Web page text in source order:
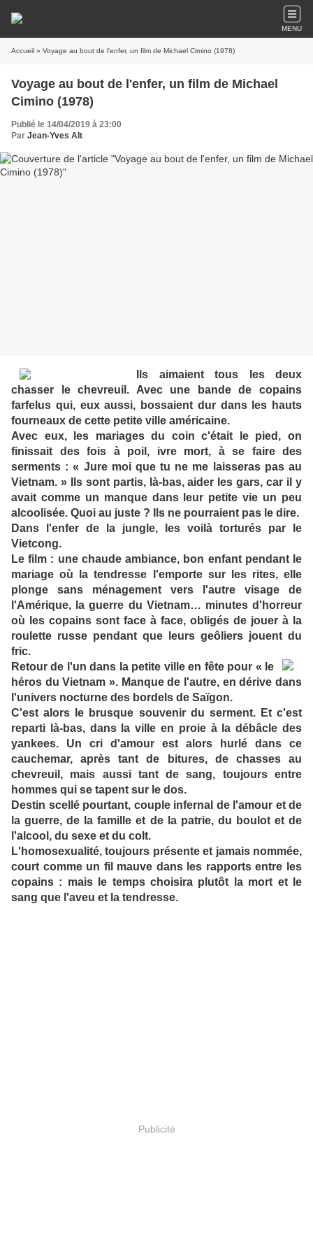
MENU
Accueil » Voyage au bout de l'enfer, un film de Michael Cimino (1978)
Voyage au bout de l'enfer, un film de Michael
Cimino (1978)
Publié le 14/04/2019 à 23:00
Par Jean-Yves Alt
Ils aimaient tous les deux
chasser le chevreuil. Avec une bande de copains
farfelus qui, eux aussi, bossaient dur dans les hauts
fourneaux de cette petite ville américaine.
Avec eux, les mariages du coin c'était le pied, on
finissait des fois à poil, ivre mort, à se faire des
serments : « Jure moi que tu ne me laisseras pas au
Vietnam. » Ils sont partis, là-bas, aider les gars, car il y
avait comme un manque dans leur petite vie un peu
alcoolisée. Quoi au juste ? Ils ne pourraient pas le dire.
Dans l'enfer de la jungle, les voilà torturés par le
Vietcong.
Le film : une chaude ambiance, bon enfant pendant le
mariage où la tendresse l'emporte sur les rites, elle
plonge sans ménagement vers l'autre visage de
l'Amérique, la guerre du Vietnam… minutes d'horreur
où les copains sont face à face, obligés de jouer à la
roulette russe pendant que leurs geôliers jouent du
fric.
Retour de l'un dans la petite ville en fête pour « le
héros du Vietnam ». Manque de l'autre, en dérive dans
l'univers nocturne des bordels de Saïgon.
C'est alors le brusque souvenir du serment. Et c'est
reparti là-bas, dans la ville en proie à la débâcle des
yankees. Un cri d'amour est alors hurlé dans ce
cauchemar, après tant de bitures, de chasses au
chevreuil, mais aussi tant de sang, toujours entre
hommes qui se tapent sur le dos.
Destin scellé pourtant, couple infernal de l'amour et de
la guerre, de la famille et de la patrie, du boulot et de
l'alcool, du sexe et du colt.
L'homosexualité, toujours présente et jamais nommée,
court comme un fil mauve dans les rapports entre les
copains : mais le temps choisira plutôt la mort et le
sang que l'aveu et la tendresse.
Publicité